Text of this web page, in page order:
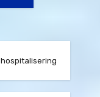
hospitalisering